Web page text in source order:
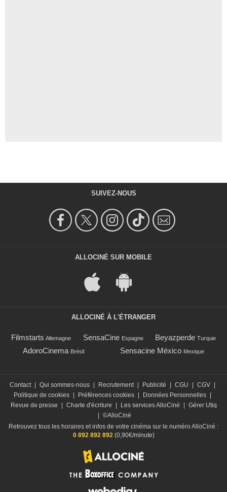
SUIVEZ-NOUS
ALLOCINÉ SUR MOBILE
ALLOCINÉ À L'ÉTRANGER
Filmstarts Allemagne SensaCine Espagne Beyazperde Turquie
AdoroCinema Brésil Sensacine México Mexique
Contact | Qui sommes-nous | Recrutement | Publicité | CGU | CGV |
Politique de cookies | Préférences cookies | Données Personnelles |
Revue de presse
| Charte d'écriture | Les services AlloCiné | Gérer Utiq
| ©AlloCiné
Retrouvez tous les horaires et infos de votre cinéma sur le numéro AlloCiné :
0 892 892 892 (0,90€/minute)